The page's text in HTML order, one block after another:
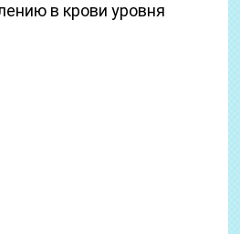
в крови уровня